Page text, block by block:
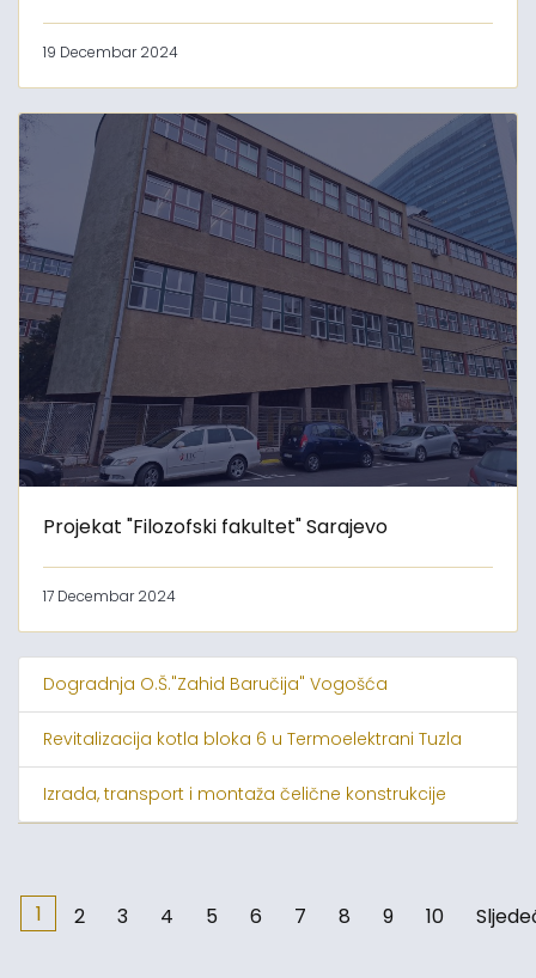
19 Decembar 2024
Projekat "Filozofski fakultet" Sarajevo
17 Decembar 2024
Dogradnja O.Š."Zahid Baručija" Vogošća
Revitalizacija kotla bloka 6 u Termoelektrani Tuzla
Izrada, transport i montaža čelične konstrukcije
1 2 3 4 5 6 7 8 9 10